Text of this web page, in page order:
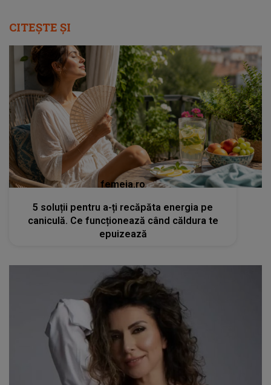
CITEȘTE ȘI
femeia.ro
5 soluții pentru a-ți recăpăta energia pe
caniculă. Ce funcționează când căldura te
epuizează